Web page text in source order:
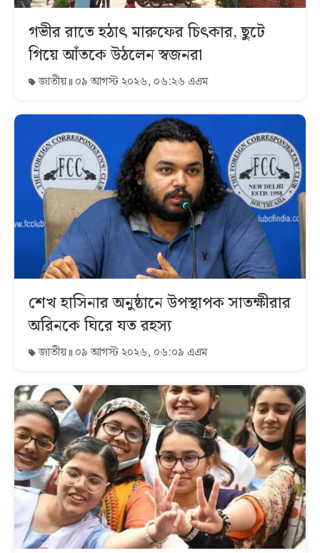
গভীর রাতে হঠাৎ মারুফের চিৎকার, ছুটে
গিয়ে আঁতকে উঠলেন স্বজনরা
জাতীয় ০৯ আগস্ট ২০২৬, ০৬:২৬ এএম
শেখ হাসিনার অনুষ্ঠানে উপস্থাপক সাতক্ষীরার
অরিনকে ঘিরে যত রহস্য
জাতীয় ০৯ আগস্ট ২০২৬, ০৬:০৯ এএম